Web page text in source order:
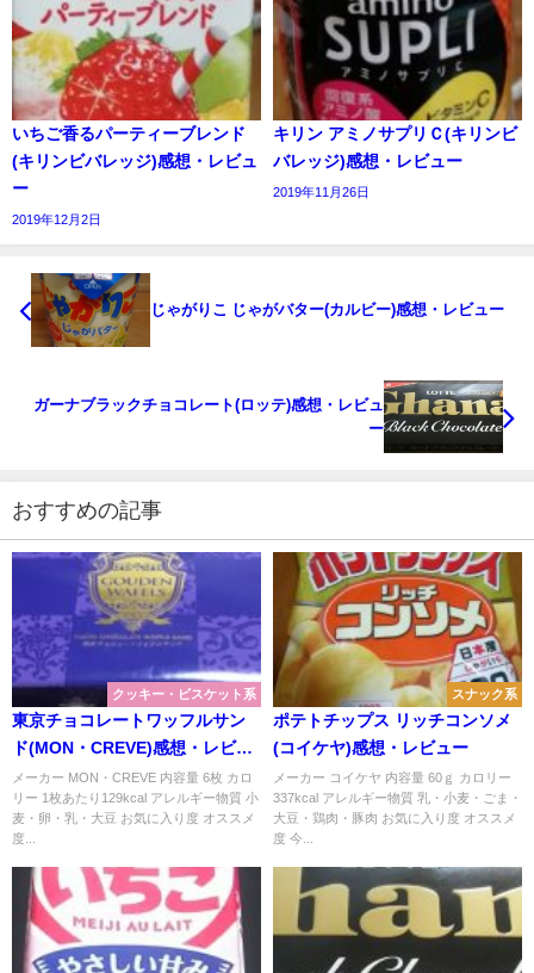
いちご香るパーティーブレンド
(キリンビバレッジ)感想・レビュ
ー
2019年12月2日
キリン アミノサプリＣ(キリンビ
バレッジ)感想・レビュー
2019年11月26日
じゃがりこ じゃがバター(カルビー)感想・レビュー
ガーナブラックチョコレート(ロッテ)感想・レビュ
ー
おすすめの記事
クッキー・ビスケット系
東京チョコレートワッフルサン
ド(MON・CREVE)感想・レビュ
ー
メーカー MON・CREVE 内容量 6枚 カロ
リー 1枚あたり129kcal アレルギー物質 小
麦・卵・乳・大豆 お気に入り度 オススメ
度...
スナック系
ポテトチップス リッチコンソメ
(コイケヤ)感想・レビュー
メーカー コイケヤ 内容量 60ｇ カロリー
337kcal アレルギー物質 乳・小麦・ごま・
大豆・鶏肉・豚肉 お気に入り度 オススメ
度 今...